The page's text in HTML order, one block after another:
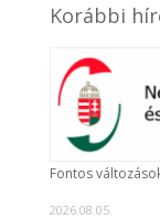
Korábbi
Fontos
2026.08.05.